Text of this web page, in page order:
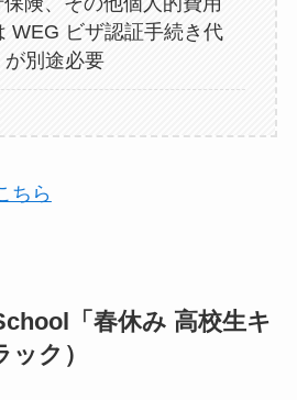
WEG ビザ認証手続き代
が別途必要
ちら
「春休み 高校生キ
ク）